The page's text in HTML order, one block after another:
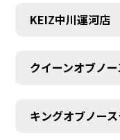
KEIZ中川運河店
クイーンオブノ
キングオブノー